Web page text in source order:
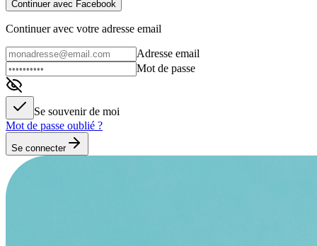
Continuer avec Facebook
Continuer avec votre adresse email
Adresse email
Mot de passe
Se souvenir de moi
Mot de passe oublié ?
Se connecter